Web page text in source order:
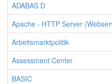
ADABAS D
Apache - HTTP Server
Arbeitsmarktpolitik
Assessment Center
BASIC